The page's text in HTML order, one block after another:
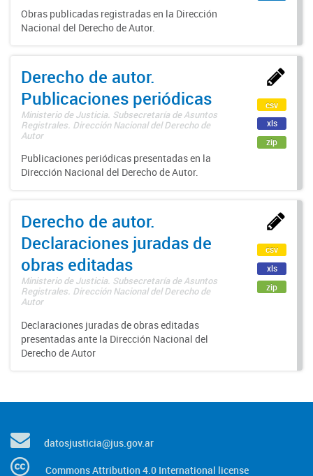
Obras publicadas registradas en la Dirección
Nacional del Derecho de Autor.
Derecho de autor.
Publicaciones periódicas
Ministerio de Justicia. Subsecretaría de Asuntos
Registrales. Dirección Nacional del Derecho de
Autor
Publicaciones periódicas presentadas en la
Dirección Nacional del Derecho de Autor.
csv
xls
zip
Derecho de autor.
Declaraciones juradas de
obras editadas
Ministerio de Justicia. Subsecretaría de Asuntos
Registrales. Dirección Nacional del Derecho de
Autor
Declaraciones juradas de obras editadas
presentadas ante la Dirección Nacional del
Derecho de Autor
csv
xls
zip
datosjusticia@jus.gov.ar
Commons Attribution 4.0 International license